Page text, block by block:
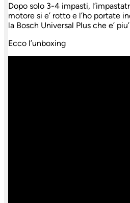
Dopo solo 3-4 impasti,
motore si e’ rotto e l’ho portate
la Bosch Universal Plus che e’
Ecco l’unboxing